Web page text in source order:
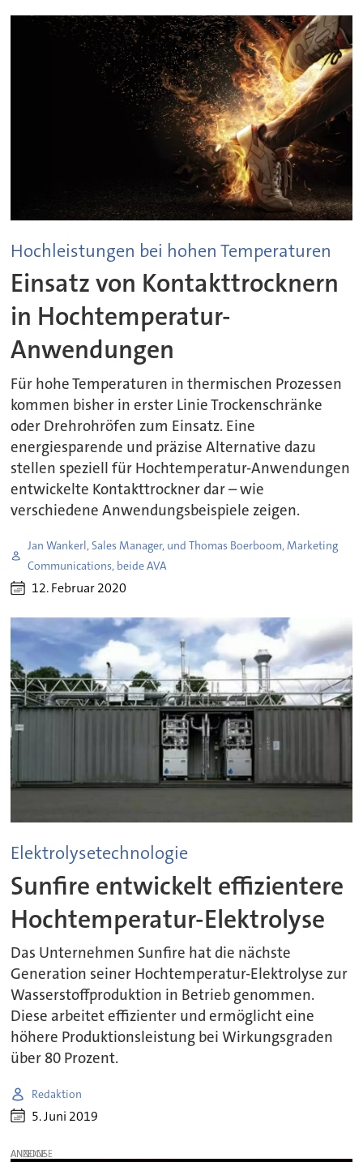
Hochleistungen bei hohen Temperaturen
Einsatz von Kontakttrocknern
in Hochtemperatur-
Anwendungen
Für hohe Temperaturen in thermischen Prozessen
kommen bisher in erster Linie Trockenschränke
oder Drehrohröfen zum Einsatz. Eine
energiesparende und präzise Alternative dazu
stellen speziell für Hochtemperatur-Anwendungen
entwickelte Kontakttrockner dar – wie
verschiedene Anwendungsbeispiele zeigen.
Jan Wankerl, Sales Manager, und Thomas Boerboom, Marketing
Communications, beide AVA
12. Februar 2020
Elektrolysetechnologie
Sunfire entwickelt effizientere
Hochtemperatur-Elektrolyse
Das Unternehmen Sunfire hat die nächste
Generation seiner Hochtemperatur-Elektrolyse zur
Wasserstoffproduktion in Betrieb genommen.
Diese arbeitet effizienter und ermöglicht eine
höhere Produktionsleistung bei Wirkungsgraden
über 80 Prozent.
Redaktion
5. Juni 2019
ANZEIGE